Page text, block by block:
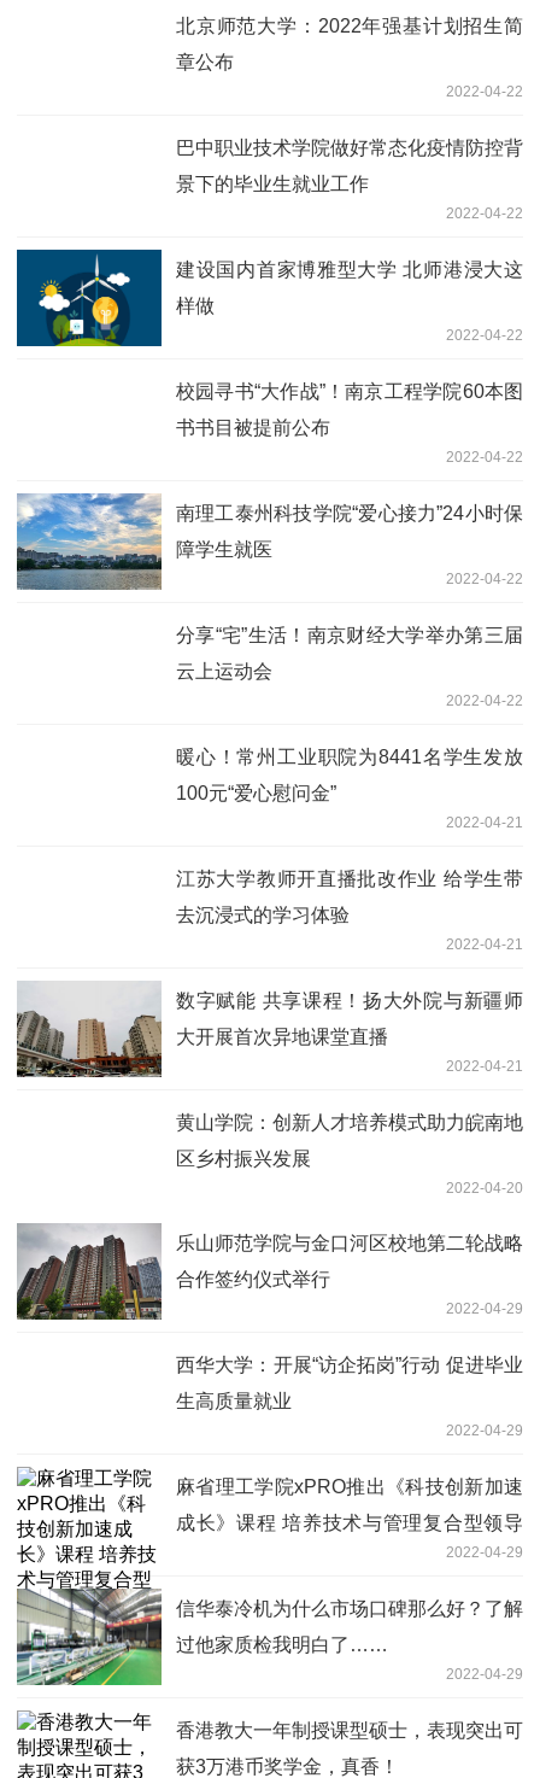
北京师范大学：2022年强基计划招生简
章公布
2022-04-22
巴中职业技术学院做好常态化疫情防控背
景下的毕业生就业工作
2022-04-22
建设国内首家博雅型大学 北师港浸大这
样做
2022-04-22
校园寻书“大作战”！南京工程学院60本图
书书目被提前公布
2022-04-22
南理工泰州科技学院“爱心接力”24小时保
障学生就医
2022-04-22
分享“宅”生活！南京财经大学举办第三届
云上运动会
2022-04-22
暖心！常州工业职院为8441名学生发放
100元“爱心慰问金”
2022-04-21
江苏大学教师开直播批改作业 给学生带
去沉浸式的学习体验
2022-04-21
数字赋能 共享课程！扬大外院与新疆师
大开展首次异地课堂直播
2022-04-21
黄山学院：创新人才培养模式助力皖南地
区乡村振兴发展
2022-04-20
乐山师范学院与金口河区校地第二轮战略
合作签约仪式举行
2022-04-29
西华大学：开展“访企拓岗”行动 促进毕业
生高质量就业
2022-04-29
麻省理工学院xPRO推出《科技创新加速
成长》课程 培养技术与管理复合型领导
2022-04-29
信华泰冷机为什么市场口碑那么好？了解
过他家质检我明白了……
2022-04-29
香港教大一年制授课型硕士，表现突出可
获3万港币奖学金，真香！